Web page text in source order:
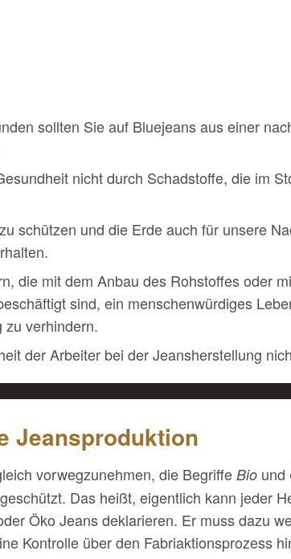
sollten Sie auf Bluejeans aus einer
nicht durch Schadstoffe, die im
schützen und die Erde auch für unsere
die mit dem Anbau des Rohstoffes oder
sind, ein menschenwürdiges
zu verhindern.
der Arbeiter bei der Jeansherstellung
Jeansproduktion
vorwegzunehmen, die Begriffe Bio und
Das heißt, eigentlich kann jeder
Öko Jeans deklarieren. Er muss dazu
Kontrolle über den Fabriaktionsprozess